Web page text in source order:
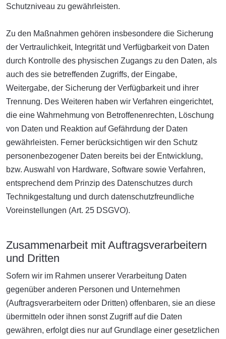
Schutzniveau zu gewährleisten.
Zu den Maßnahmen gehören insbesondere die Sicherung
der Vertraulichkeit, Integrität und Verfügbarkeit von Daten
durch Kontrolle des physischen Zugangs zu den Daten, als
auch des sie betreffenden Zugriffs, der Eingabe,
Weitergabe, der Sicherung der Verfügbarkeit und ihrer
Trennung. Des Weiteren haben wir Verfahren eingerichtet,
die eine Wahrnehmung von Betroffenenrechten, Löschung
von Daten und Reaktion auf Gefährdung der Daten
gewährleisten. Ferner berücksichtigen wir den Schutz
personenbezogener Daten bereits bei der Entwicklung,
bzw. Auswahl von Hardware, Software sowie Verfahren,
entsprechend dem Prinzip des Datenschutzes durch
Technikgestaltung und durch datenschutzfreundliche
Voreinstellungen (Art. 25 DSGVO).
Zusammenarbeit mit Auftragsverarbeitern
und Dritten
Sofern wir im Rahmen unserer Verarbeitung Daten
gegenüber anderen Personen und Unternehmen
(Auftragsverarbeitern oder Dritten) offenbaren, sie an diese
übermitteln oder ihnen sonst Zugriff auf die Daten
gewähren, erfolgt dies nur auf Grundlage einer gesetzlichen